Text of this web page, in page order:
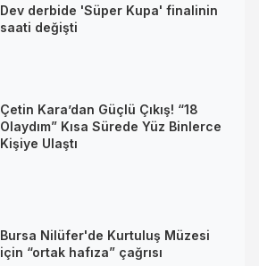
Dev derbide 'Süper Kupa' finalinin
saati değişti
Çetin Kara’dan Güçlü Çıkış! “18
Olaydım” Kısa Sürede Yüz Binlerce
Kişiye Ulaştı
Bursa Nilüfer'de Kurtuluş Müzesi
için “ortak hafıza” çağrısı